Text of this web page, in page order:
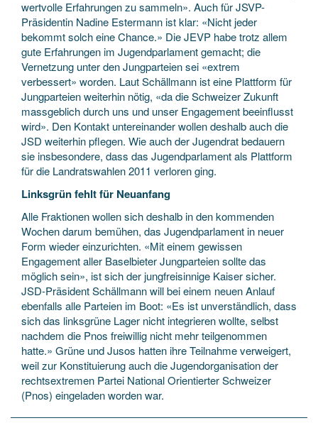
wertvolle Erfahrungen zu sammeln». Auch für JSVP-
Präsidentin Nadine Estermann ist klar: «Nicht jeder
bekommt solch eine Chance.» Die JEVP habe trotz allem
gute Erfahrungen im Jugendparlament gemacht; die
Vernetzung unter den Jungparteien sei «extrem
verbessert» worden. Laut Schällmann ist eine Plattform für
Jungparteien weiterhin nötig, «da die Schweizer Zukunft
massgeblich durch uns und unser Engagement beeinflusst
wird». Den Kontakt untereinander wollen deshalb auch die
JSD weiterhin pflegen. Wie auch der Jugendrat bedauern
sie insbesondere, dass das Jugendparlament als Plattform
für die Landratswahlen 2011 verloren ging.
Linksgrün fehlt für Neuanfang
Alle Fraktionen wollen sich deshalb in den kommenden
Wochen darum bemühen, das Jugendparlament in neuer
Form wieder einzurichten. «Mit einem gewissen
Engagement aller Baselbieter Jungparteien sollte das
möglich sein», ist sich der jungfreisinnige Kaiser sicher.
JSD-Präsident Schällmann will bei einem neuen Anlauf
ebenfalls alle Parteien im Boot: «Es ist unverständlich, dass
sich das linksgrüne Lager nicht integrieren wollte, selbst
nachdem die Pnos freiwillig nicht mehr teilgenommen
hatte.» Grüne und Jusos hatten ihre Teilnahme verweigert,
weil zur Konstituierung auch die Jugendorganisation der
rechtsextremen Partei National Orientierter Schweizer
(Pnos) eingeladen worden war.